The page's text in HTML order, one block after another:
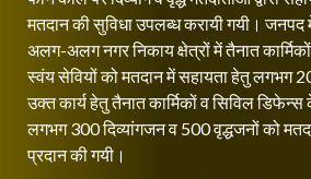
मतदान की सुविधा उपलब्ध करायी गयी।
अलग-अलग नगर निकाय क्षेत्रों में तैनात
स्वंय सेवियों को मतदान में सहायता हेतु लगभग
उक्त कार्य हेतु तैनात कार्मिकों व सिविल डिफेन्स
लगभग 300 दिव्यांगजन व 500 वृद्धजनों को
प्रदान की गयी।